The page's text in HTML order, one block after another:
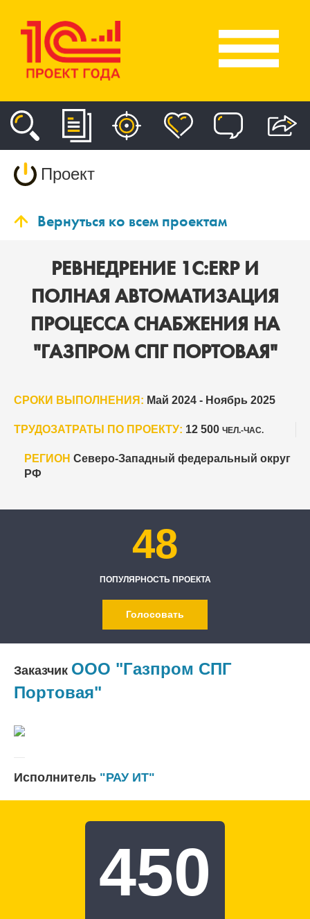
Проект
Вернуться ко всем проектам
РЕВНЕДРЕНИЕ 1С:ERP И
ПОЛНАЯ АВТОМАТИЗАЦИЯ
ПРОЦЕССА СНАБЖЕНИЯ НА
"ГАЗПРОМ СПГ ПОРТОВАЯ"
СРОКИ ВЫПОЛНЕНИЯ: Май 2024 - Ноябрь 2025
ТРУДОЗАТРАТЫ ПО ПРОЕКТУ: 12 500 ЧЕЛ.-ЧАС.
РЕГИОН Северо-Западный федеральный округ
РФ
48
ПОПУЛЯРНОСТЬ ПРОЕКТА
Голосовать
Заказчик ООО "Газпром СПГ
Портовая"
Исполнитель "РАУ ИТ"
450